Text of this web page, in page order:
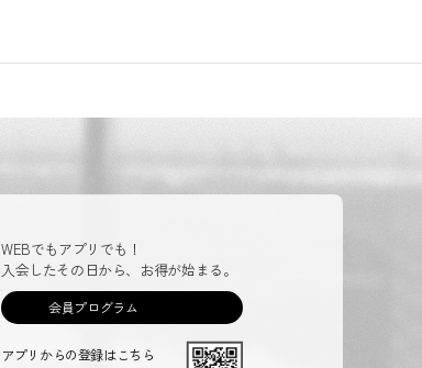
WEBでもアプリでも！
入会したその日から、お得が始まる。
会員プログラム
アプリからの登録はこちら